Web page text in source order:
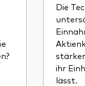
Die
ihr
lässt.